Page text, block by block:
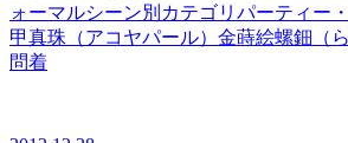
ォーマルシーン別カテゴリ パーティー
甲真珠（アコヤパール） 金蒔絵螺鈿（
問着